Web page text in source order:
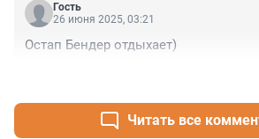
Гость
26 июня 2025, 03:21
Остап Бендер отдыхает)
Читать все